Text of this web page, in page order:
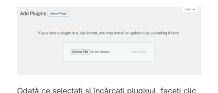
Odată ce selectați și încărcați pluginul, faceți clic